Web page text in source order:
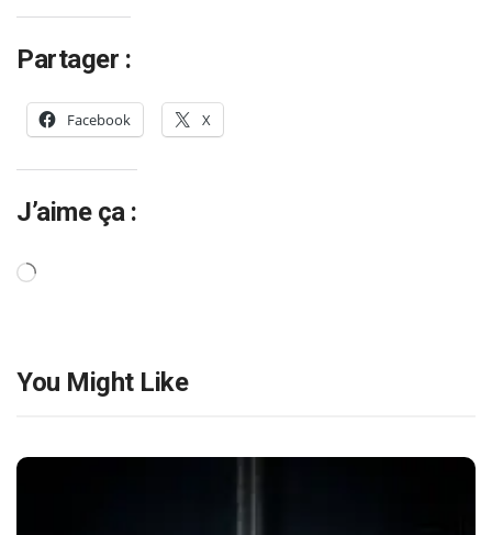
Partager :
Facebook X
J’aime ça :
Chargement…
You Might Like